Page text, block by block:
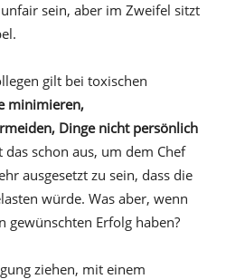
sein, aber im Zweifel sitzt
gilt bei toxischen
minimieren,
Dinge nicht persönlich
schon aus, um dem Chef
ausgesetzt zu sein, dass die
würde. Was aber, wenn
gewünschten Erfolg haben?
ziehen, mit einem